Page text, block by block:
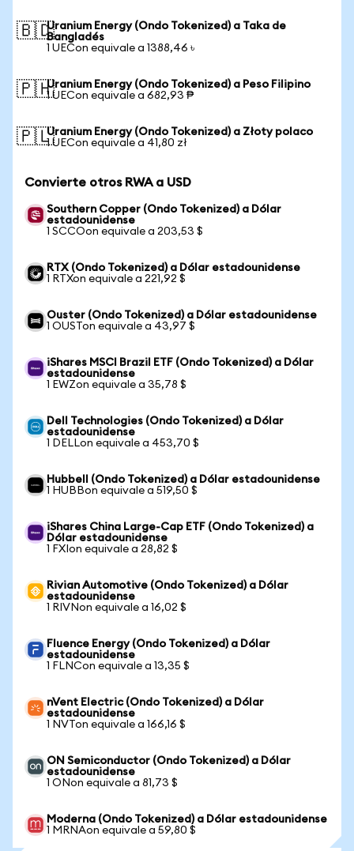
🇧🇩Uranium Energy (Ondo Tokenized) a Taka de
Bangladés
1 UECon equivale a 1388,46 ৳
🇵🇭Uranium Energy (Ondo Tokenized) a Peso Filipino
1 UECon equivale a 682,93 ₱
🇵🇱Uranium Energy (Ondo Tokenized) a Złoty polaco
1 UECon equivale a 41,80 zł
Convierte otros RWA a USD
Southern Copper (Ondo Tokenized) a Dólar
estadounidense
1 SCCOon equivale a 203,53 $
RTX (Ondo Tokenized) a Dólar estadounidense
1 RTXon equivale a 221,92 $
Ouster (Ondo Tokenized) a Dólar estadounidense
1 OUSTon equivale a 43,97 $
iShares MSCI Brazil ETF (Ondo Tokenized) a Dólar
estadounidense
1 EWZon equivale a 35,78 $
Dell Technologies (Ondo Tokenized) a Dólar
estadounidense
1 DELLon equivale a 453,70 $
Hubbell (Ondo Tokenized) a Dólar estadounidense
1 HUBBon equivale a 519,50 $
iShares China Large-Cap ETF (Ondo Tokenized) a
Dólar estadounidense
1 FXIon equivale a 28,82 $
Rivian Automotive (Ondo Tokenized) a Dólar
estadounidense
1 RIVNon equivale a 16,02 $
Fluence Energy (Ondo Tokenized) a Dólar
estadounidense
1 FLNCon equivale a 13,35 $
nVent Electric (Ondo Tokenized) a Dólar
estadounidense
1 NVTon equivale a 166,16 $
ON Semiconductor (Ondo Tokenized) a Dólar
estadounidense
1 ONon equivale a 81,73 $
Moderna (Ondo Tokenized) a Dólar estadounidense
1 MRNAon equivale a 59,80 $